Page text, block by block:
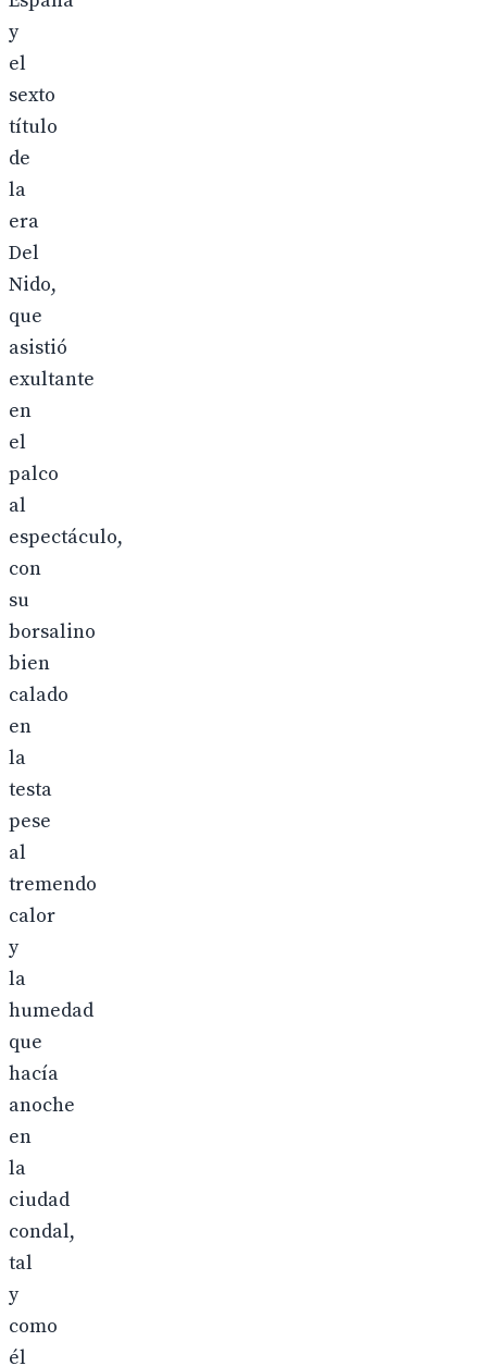
y
el
sexto
título
de
la
era
Del
Nido,
que
asistió
exultante
en
el
palco
al
espectáculo,
con
su
borsalino
bien
calado
en
la
testa
pese
al
tremendo
calor
y
la
humedad
que
hacía
anoche
en
la
ciudad
condal,
tal
y
como
él